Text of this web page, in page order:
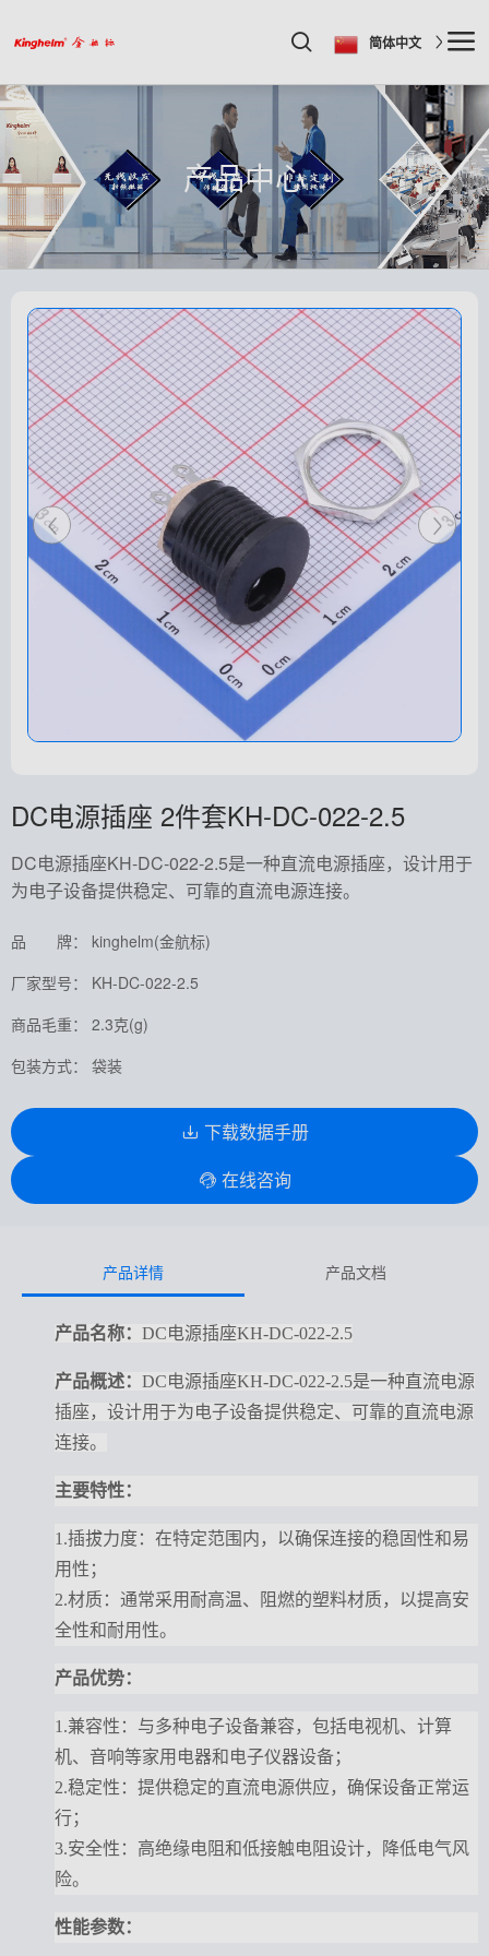
简体中文
产品中心
DC电源插座 2件套KH-DC-022-2.5
DC电源插座KH-DC-022-2.5是一种直流电源插座，设计用于
为电子设备提供稳定、可靠的直流电源连接。
品 牌： kinghelm(金航标)
厂家型号： KH-DC-022-2.5
商品毛重： 2.3克(g)
包装方式： 袋装
下载数据手册
在线咨询
产品详情 产品文档
产品名称： DC电源插座KH-DC-022-2.5
产品概述： DC电源插座KH-DC-022-2.5是一种直流电源
插座，设计用于为电子设备提供稳定、可靠的直流电源
连接。
主要特性：
1.插拔力度：在特定范围内，以确保连接的稳固性和易
用性；
2.材质：通常采用耐高温、阻燃的塑料材质，以提高安
全性和耐用性。
产品优势：
1.兼容性：与多种电子设备兼容，包括电视机、计算
机、音响等家用电器和电子仪器设备；
2.稳定性：提供稳定的直流电源供应，确保设备正常运
行；
3.安全性：高绝缘电阻和低接触电阻设计，降低电气风
险。
性能参数：